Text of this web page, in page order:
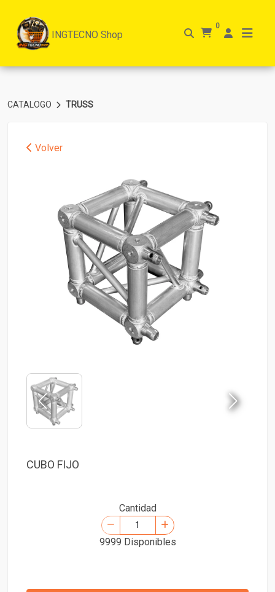
INGTECNO Shop
0
CATALOGO TRUSS
Volver
CUBO FIJO
Cantidad
9999 Disponibles